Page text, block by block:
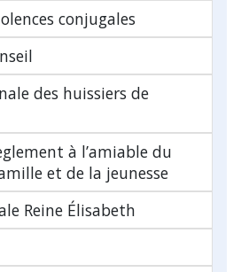
conjugales
des huissiers de
à l’amiable du
et de la jeunesse
Reine Élisabeth